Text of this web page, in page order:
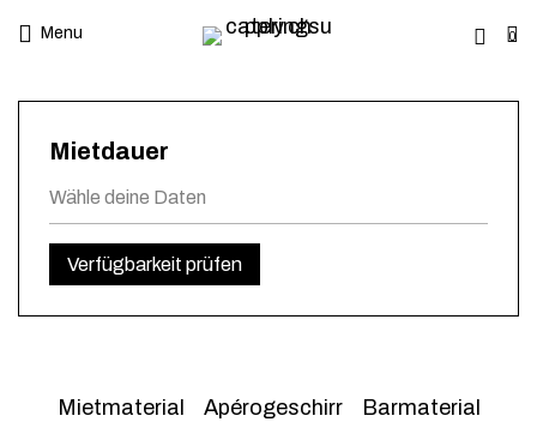
Menu 0
Mietdauer
Verfügbarkeit prüfen
Mietmaterial Apérogeschirr
Barmaterial